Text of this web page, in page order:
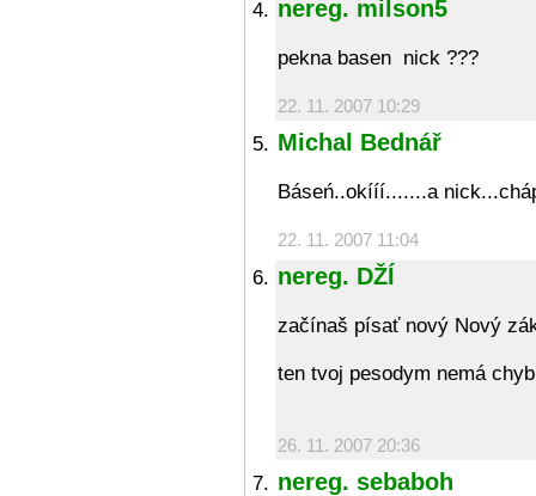
nereg. milson5
pekna basen nick ???
22. 11. 2007 10:29
Michal Bednář
Báseń..okííí.......a
22. 11. 2007 11:04
nereg. DŽÍ
začínaš písať nový Nový
ten tvoj pesodym nemá
26. 11. 2007 20:36
nereg. sebaboh